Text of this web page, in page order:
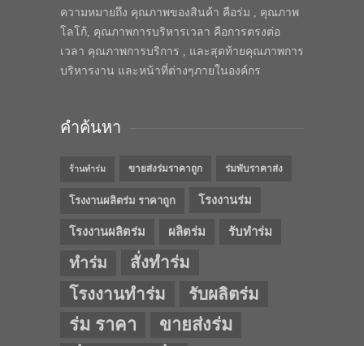
ความหมายถึง คุณภาพของสินค้า คือร่ม , คุณภาพ
โลโก้, คุณภาพการบริหารเวลา คือการตรงต่อ
เวลา คุณภาพการบริการ , และสุดท้ายคุณภาพการ
บริหารงาน และหน้าที่ต่างๆภายในองค์กร
คำค้นหา
ร้านทำร่ม ขายส่งร่มราคาถูก ร่มพับราคาส่ง
โรงงานผลิตร่ม ราคาถูก โรงงานร่ม
โรงงานผลิตร่ม ผลิตร่ม รับทำร่ม
ทำร่ม
สั่งทำร่ม
โรงงานทำร่ม
รับผลิตร่ม
ร่ม ราคา ขายส่งร่ม